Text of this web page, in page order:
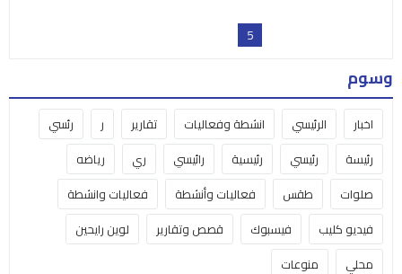
5
وسوم
اخبار الرئيسي انشطة وفعاليات تقارير ر
رئسي
رئيسة
رئيسي رئيسية رائيسي ري
رياضه
صلوات
طقس فعاليات وأنشطة
فعاليات وانشطة
فيديو كليب
فيسبوك قصص وتقارير
لوين رايحين
محلي
منوعات